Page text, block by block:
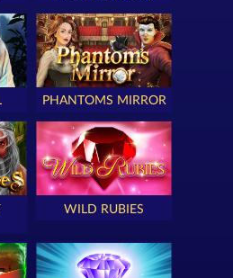
PHANTOMS MIRROR
WILD RUBIES